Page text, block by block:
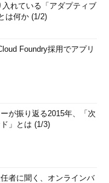
入れている「アダプティブ
は何か (1/2)
Foundry採用でアプリ
が振り返る2015年、「次
」とは (1/3)
者に聞く、オンラインバ